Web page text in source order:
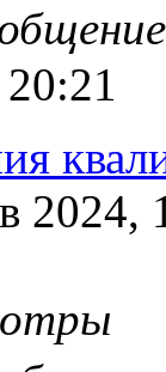
2024,